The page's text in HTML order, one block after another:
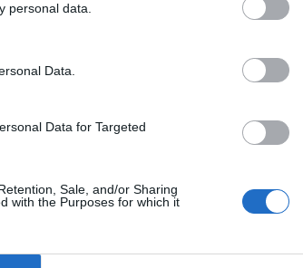
personal data.
Data.
Data for Targeted
Sale, and/or Sharing
with the Purposes for which it
per
stagioni
Sempre
una malcelata
appena capitava
dal Giro e
dai Festival
i suoi estri, le sue
il racconto al
Impossibile